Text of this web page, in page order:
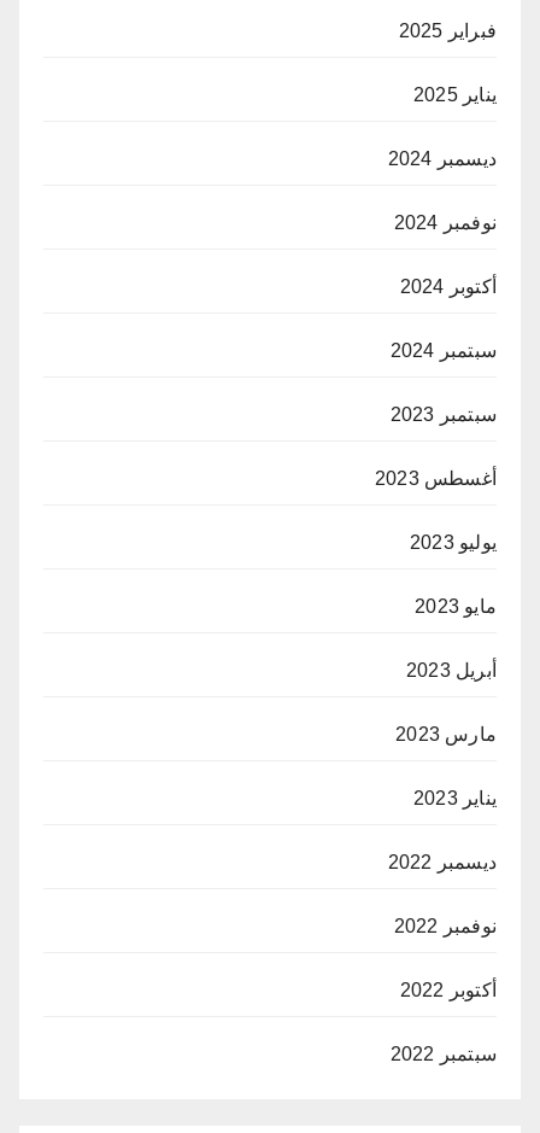
فبراير 2025
يناير 2025
ديسمبر 2024
نوفمبر 2024
أكتوبر 2024
سبتمبر 2024
سبتمبر 2023
أغسطس 2023
يوليو 2023
مايو 2023
أبريل 2023
مارس 2023
يناير 2023
ديسمبر 2022
نوفمبر 2022
أكتوبر 2022
سبتمبر 2022